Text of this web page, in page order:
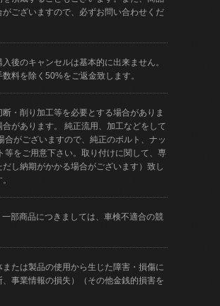
ございますので、必ずお問い合わせくだ
後のキャンセルは基本的に出来ません。
料を除く50%をご返金致します。
・削り加工等を必要とする場合がありま
があります。 純正流用、加工などをして
がございますので、純正のボルト、ナッ
をご用意下さい。取り付けに関して、専
し納期がかかる場合がございます）致し
部商品につきましては、車検不適合の競
たは製品の使用から生じた障害・損傷に
事業情報の損失）（その他金銭的損害を